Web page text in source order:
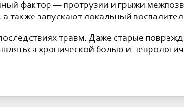
фактор — протрузии и грыжи
а также запускают локальный
травм. Даже старые
хронической болью и